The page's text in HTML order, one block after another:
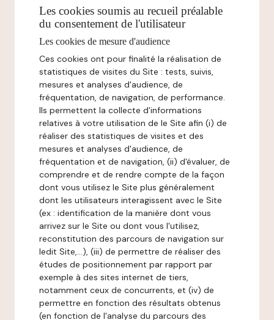
Les cookies soumis au recueil préalable
du consentement de l'utilisateur
Les cookies de mesure d'audience
Ces cookies ont pour finalité la réalisation de
statistiques de visites du Site : tests, suivis,
mesures et analyses d'audience, de
fréquentation, de navigation, de performance.
Ils permettent la collecte d'informations
relatives à votre utilisation de le Site afin (i) de
réaliser des statistiques de visites et des
mesures et analyses d'audience, de
fréquentation et de navigation, (ii) d'évaluer, de
comprendre et de rendre compte de la façon
dont vous utilisez le Site plus généralement
dont les utilisateurs interagissent avec le Site
(ex : identification de la manière dont vous
arrivez sur le Site ou dont vous l'utilisez,
reconstitution des parcours de navigation sur
ledit Site,...), (iii) de permettre de réaliser des
études de positionnement par rapport par
exemple à des sites internet de tiers,
notamment ceux de concurrents, et (iv) de
permettre en fonction des résultats obtenus
(en fonction de l'analyse du parcours des